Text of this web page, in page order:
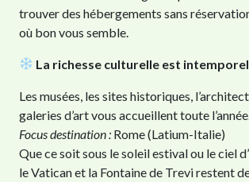
trouver des hébergements sans
où bon vous semble.
La richesse culturelle est
Les musées, les sites historiques,
galeries d’art vous accueillent toute l’année.
Focus destination : Rome (Latium-Italie)
Que ce soit sous le soleil estival ou le ciel
le Vatican et la Fontaine de Trevi restent